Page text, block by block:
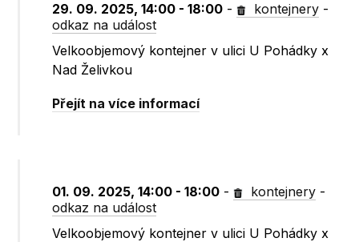
29. 09. 2025, 14:00 - 18:00 - kontejnery -
odkaz na událost
Velkoobjemový kontejner v ulici U Pohádky x
Nad Želivkou
Přejít na více informací
01. 09. 2025, 14:00 - 18:00 - kontejnery -
odkaz na událost
Velkoobjemový kontejner v ulici U Pohádky x